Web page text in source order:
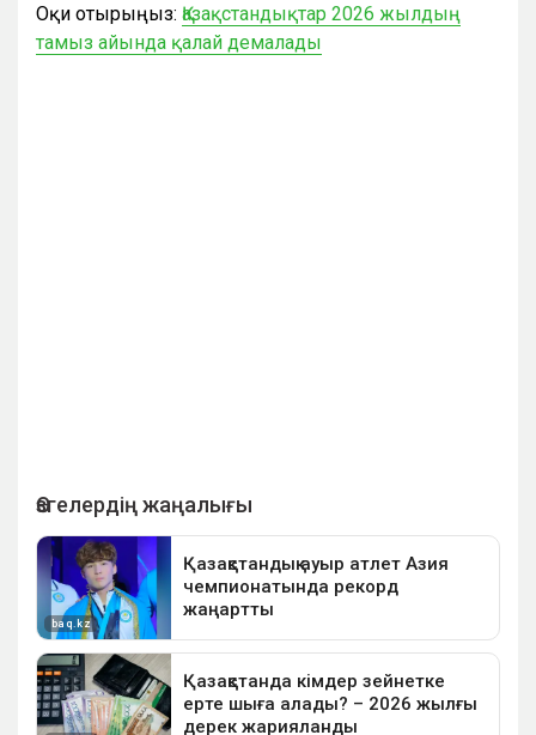
Оқи отырыңыз: Қазақстандықтар 2026 жылдың
тамыз айында қалай демалады